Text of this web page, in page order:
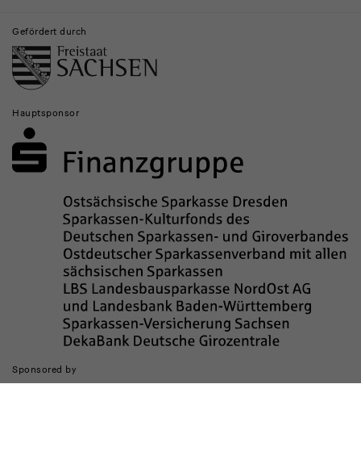
Gefördert durch
Hauptsponsor
Sponsored by